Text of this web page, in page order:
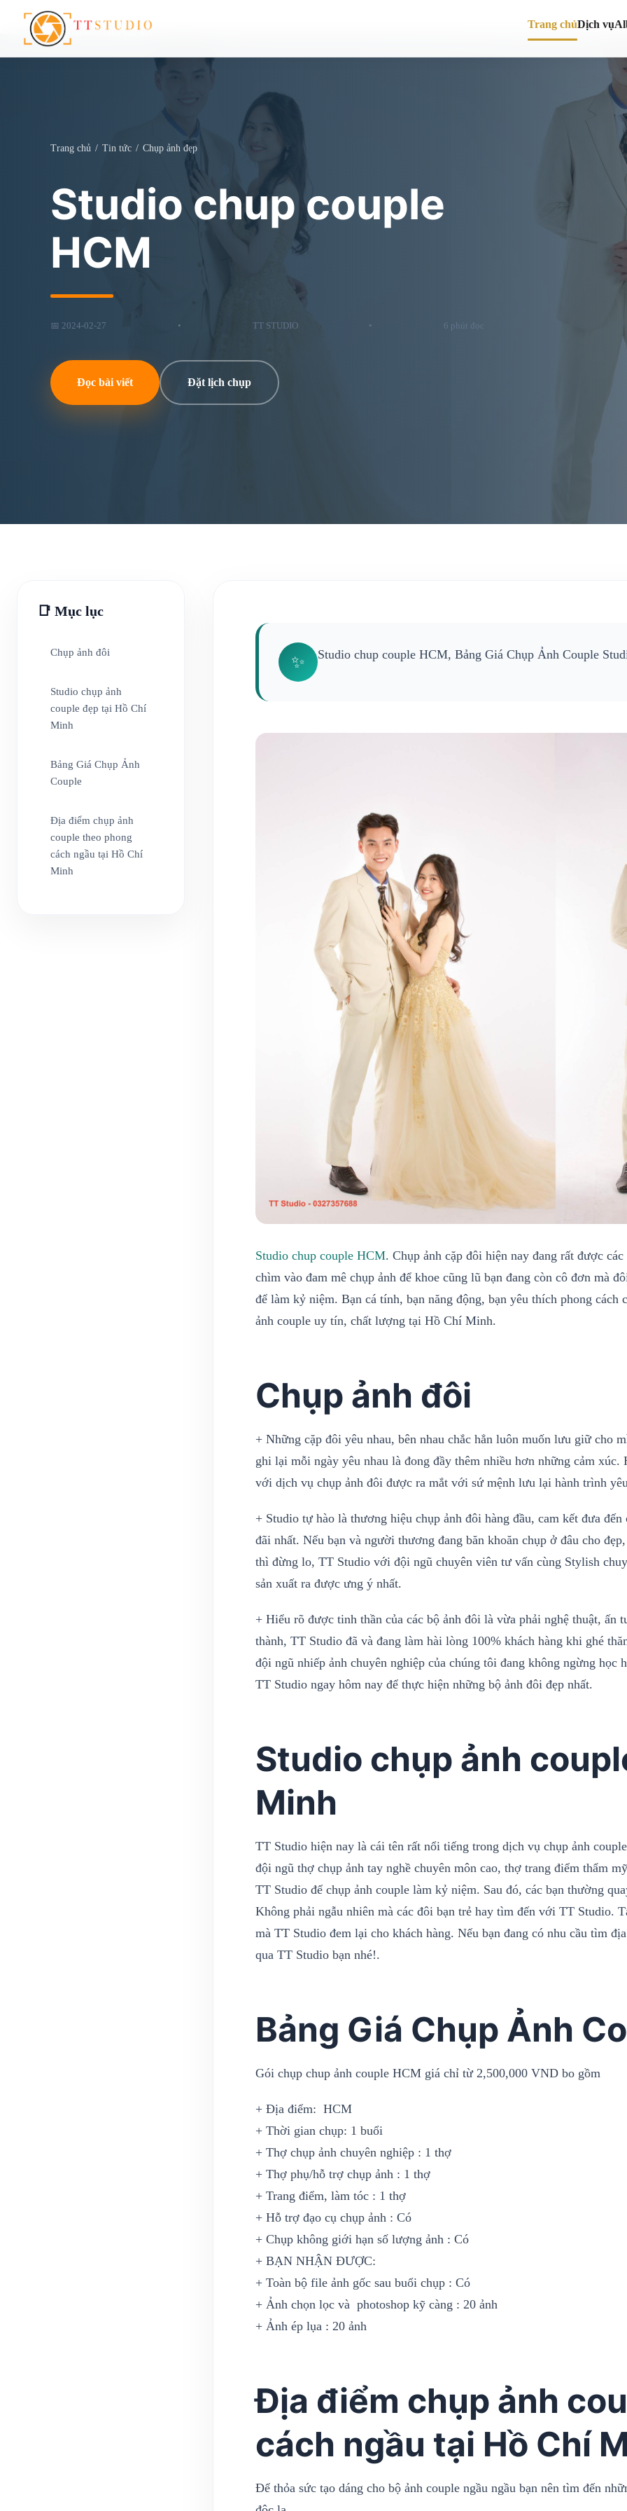
Trang chủDịch vụ
Trang chủ / Tin tức / Chụp ảnh đẹp
Studio chup couple
HCM
📅 2024-02-27 • TT STUDIO • 6 phút đọc
Đọc bài viết Đặt lịch chụp
📑 Mục lục
Chụp ảnh đôi
Studio chụp ảnh
couple đẹp tại Hồ Chí
Minh
Bảng Giá Chụp Ảnh
Couple
Địa điểm chụp ảnh
couple theo phong
cách ngầu tại Hồ Chí
Minh
✨ Studio chup couple HCM, Bảng Giá Chụp Ảnh Couple
Studio chup couple HCM. Chụp ảnh cặp đôi hiện nay đang rất được
chìm vào đam mê chụp ảnh để khoe cũng lũ bạn đang còn cô đơn mà
để làm kỷ niệm. Bạn cá tính, bạn năng động, bạn yêu thích phong
ảnh couple uy tín, chất lượng tại Hồ Chí Minh.
Chụp ảnh đôi
+ Những cặp đôi yêu nhau, bên nhau chắc hẳn luôn muốn lưu giữ cho
ghi lại mỗi ngày yêu nhau là đong đầy thêm nhiều hơn những cảm
với dịch vụ chụp ảnh đôi được ra mắt với sứ mệnh lưu lại hành trình
+ Studio tự hào là thương hiệu chụp ảnh đôi hàng đầu, cam kết đưa
đãi nhất. Nếu bạn và người thương đang băn khoăn chụp ở đâu cho
thì đừng lo, TT Studio với đội ngũ chuyên viên tư vấn cùng Stylish
sản xuất ra được ưng ý nhất.
+ Hiểu rõ được tinh thần của các bộ ảnh đôi là vừa phải nghệ thuật, ấn
thành, TT Studio đã và đang làm hài lòng 100% khách hàng khi ghé
đội ngũ nhiếp ảnh chuyên nghiệp của chúng tôi đang không ngừng
TT Studio ngay hôm nay để thực hiện những bộ ảnh đôi đẹp nhất.
Studio chụp ảnh
Minh
TT Studio hiện nay là cái tên rất nổi tiếng trong dịch vụ chụp ảnh
đội ngũ thợ chụp ảnh tay nghề chuyên môn cao, thợ trang điểm thẩm
TT Studio để chụp ảnh couple làm kỷ niệm. Sau đó, các bạn thường
Không phải ngẫu nhiên mà các đôi bạn trẻ hay tìm đến với TT Studio.
mà TT Studio đem lại cho khách hàng. Nếu bạn đang có nhu cầu tìm
qua TT Studio bạn nhé!.
Bảng Giá Chụp Ảnh
Gói chụp chup ảnh couple HCM giá chỉ từ 2,500,000 VND bo gồm
+ Địa điểm: HCM
+ Thời gian chụp: 1 buổi
+ Thợ chụp ảnh chuyên nghiệp : 1 thợ
+ Thợ phụ/hỗ trợ chụp ảnh : 1 thợ
+ Trang điểm, làm tóc : 1 thợ
+ Hỗ trợ đạo cụ chụp ảnh : Có
+ Chụp không giới hạn số lượng ảnh : Có
+ BẠN NHẬN ĐƯỢC:
+ Toàn bộ file ảnh gốc sau buổi chụp : Có
+ Ảnh chọn lọc và photoshop kỹ càng : 20 ảnh
+ Ảnh ép lụa : 20 ảnh
Địa điểm chụp ảnh
cách ngầu tại Hồ Chí
Để thỏa sức tạo dáng cho bộ ảnh couple ngầu ngầu bạn nên tìm đến